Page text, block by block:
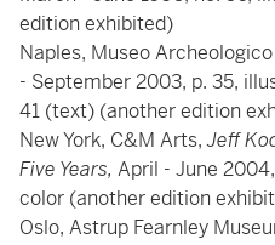
edition exhibited)
Naples, Museo
- September 2003, p. 35,
41 (text) (another edition
New York, C&M Arts,Jeff
Five Years, April - June
color (another edition
Oslo, Astrup Fearnley